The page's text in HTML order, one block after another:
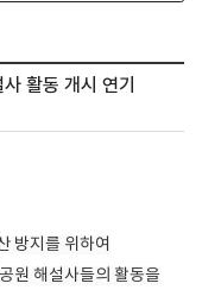
활동 개시 연기
방지를 위하여
원 해설사들의 활동을